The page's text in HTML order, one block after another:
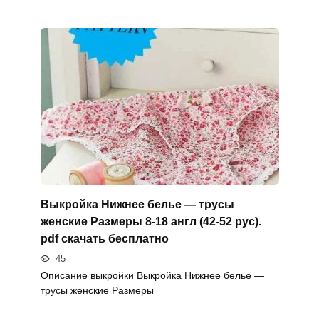
Выкройка Нижнее белье — трусы
женские Размеры 8-18 англ (42-52 рус).
pdf скачать бесплатно
45
Описание выкройки Выкройка Нижнее белье —
трусы женские Размеры